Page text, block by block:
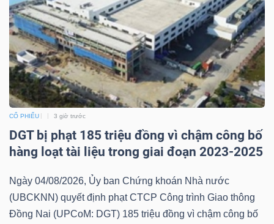
CỔ PHIẾU 3 giờ trước
DGT bị phạt 185 triệu đồng vì chậm công bố
hàng loạt tài liệu trong giai đoạn 2023-2025
Ngày 04/08/2026, Ủy ban Chứng khoán Nhà nước
(UBCKNN) quyết định phạt CTCP Công trình Giao thông
Đồng Nai (UPCoM: DGT) 185 triệu đồng vì chậm công bố